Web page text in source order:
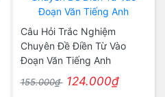
Câu Hỏi Trắc Nghiệm
Chuyên Đề Điền Từ Vào
Đoạn Văn Tiếng Anh
155.000₫ 124.000₫